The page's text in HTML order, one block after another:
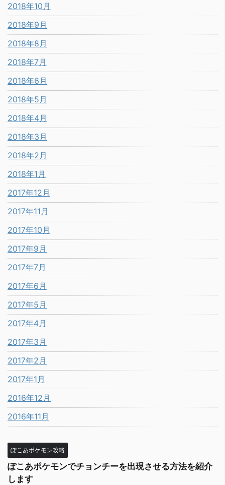
2018年10月
2018年9月
2018年8月
2018年7月
2018年6月
2018年5月
2018年4月
2018年3月
2018年2月
2018年1月
2017年12月
2017年11月
2017年10月
2017年9月
2017年7月
2017年6月
2017年5月
2017年4月
2017年3月
2017年2月
2017年1月
2016年12月
2016年11月
ぽこあポケモン攻略
ぽこあポケモンでチョンチーを出現させる方法を紹介
します